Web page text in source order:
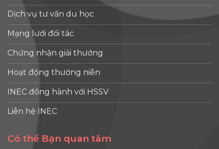
Dịch vụ tư vấn du học
Mạng lưới đối tác
Chứng nhận giải thưởng
Hoạt động thường niên
INEC đồng hành với HSSV
Liên hệ INEC
Có thể Bạn quan tâm